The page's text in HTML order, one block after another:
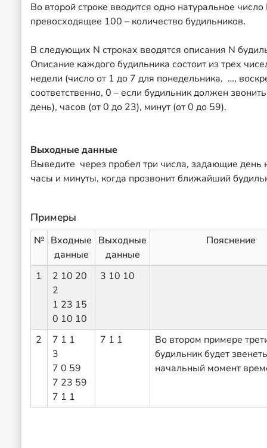
Во второй строке вводится одно натуральное число
превосходящее 100 – количество будильников.
В следующих N строках вводятся описания N
Описание каждого будильника состоит из трех
недели (число от 1 до 7 для понедельника, …,
соответственно, 0 – если будильник должен
день), часов (от 0 до 23), минут (от 0 до 59).
Выходные данные
Выведите через пробел три числа, задающие день
часы и минуты, когда прозвонит ближайший
Примеры
№ Входные
данные
Выходные
данные
Пояснение
1
2 10 20
2
1 23 15
0 10 10
3 10 10
2
7 1 1
3
7 0 59
7 23 59
7 1 1
7 1 1
Во втором примере
будильник будет
начальный момент